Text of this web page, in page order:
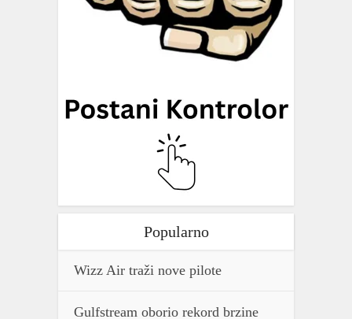
Popularno
Wizz Air traži nove pilote
Gulfstream oborio rekord brzine